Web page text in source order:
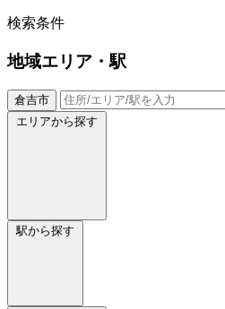
検索条件
地域エリア・駅
倉吉市
エリアから探す
駅から探す